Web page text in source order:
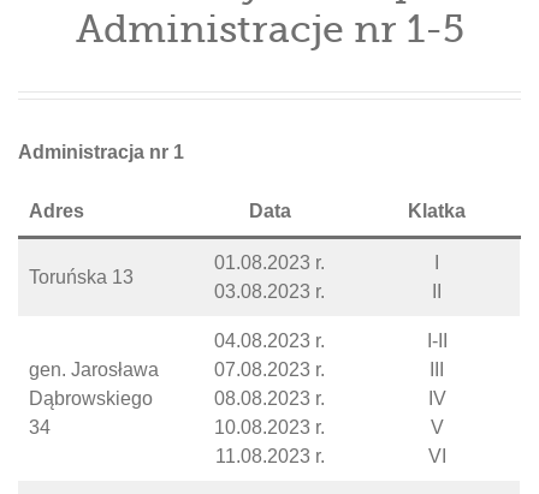
Administracje nr 1-5
Administracja nr 1
Adres Data Klatka
Toruńska 13
01.08.2023 r.
03.08.2023 r.
gen. Jarosława
Dąbrowskiego
34
04.08.2023 r.
07.08.2023 r.
08.08.2023 r.
10.08.2023 r.
11.08.2023 r.
I-II
IV
V
VI